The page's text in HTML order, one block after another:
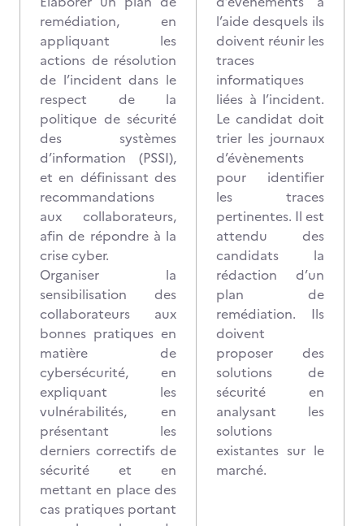
remédiation, en
appliquant les
actions de résolution
de l’incident dans le
respect de la
politique de sécurité
des systèmes
d’information (PSSI),
et en définissant des
recommandations
aux collaborateurs,
afin de répondre à la
crise cyber.
Organiser la
sensibilisation des
collaborateurs aux
bonnes pratiques en
matière de
cybersécurité, en
expliquant les
vulnérabilités, en
présentant les
derniers correctifs de
sécurité et en
mettant en place des
cas pratiques portant
l’aide desquels ils
doivent réunir les
traces
informatiques
liées à l’incident.
Le candidat doit
trier les journaux
d’évènements
pour identifier
les traces
pertinentes. Il est
attendu des
candidats la
rédaction d’un
plan de
remédiation. Ils
doivent
proposer des
solutions de
sécurité en
analysant les
solutions
existantes sur le
marché.